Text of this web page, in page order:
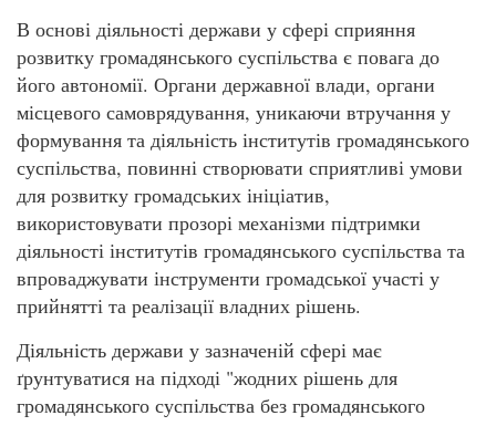
В основі діяльності держави у сфері сприяння
розвитку громадянського суспільства є повага до
його автономії. Органи державної влади, органи
місцевого самоврядування, уникаючи втручання у
формування та діяльність інститутів громадянського
суспільства, повинні створювати сприятливі умови
для розвитку громадських ініціатив,
використовувати прозорі механізми підтримки
діяльності інститутів громадянського суспільства та
впроваджувати інструменти громадської участі у
прийнятті та реалізації владних рішень.
Діяльність держави у зазначеній сфері має
ґрунтуватися на підході "жодних рішень для
громадянського суспільства без громадянського